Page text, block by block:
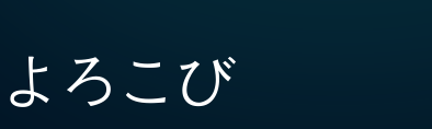
ろこび